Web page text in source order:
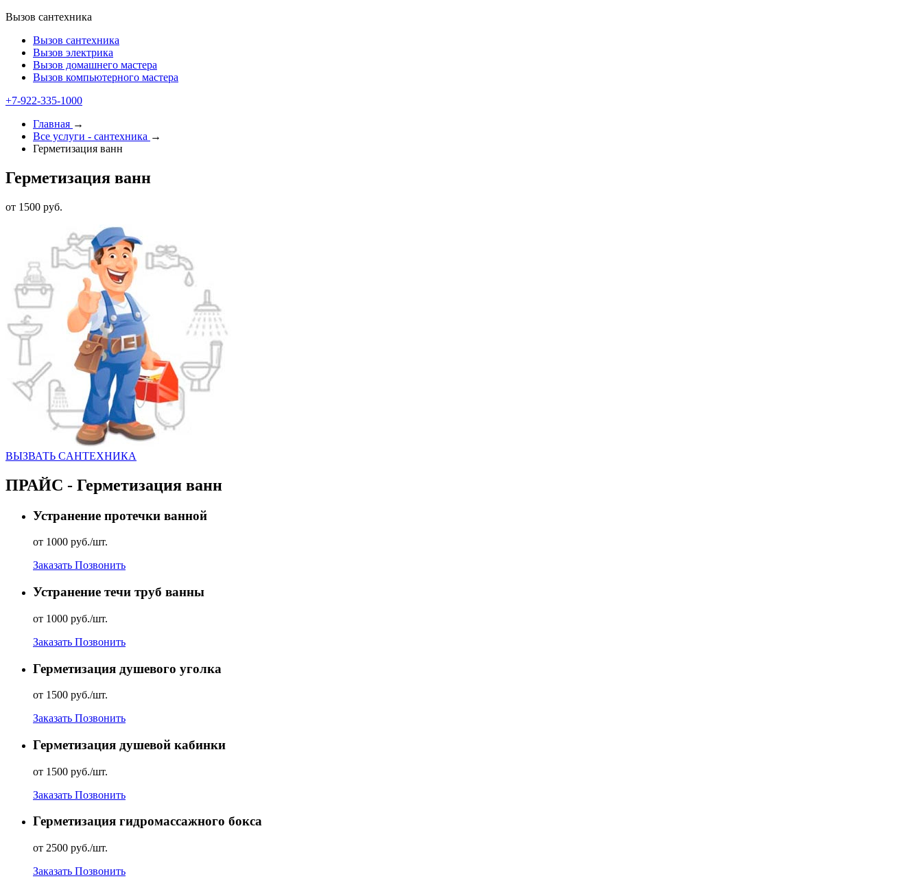
Вызов сантехника
Вызов сантехника
Вызов электрика
Вызов домашнего мастера
Вызов компьютерного мастера
+7-922-335-1000
Главная →
Все услуги - cантехника →
Герметизация ванн
Герметизация ванн
от 1500 руб.
ВЫЗВАТЬ CАНТЕХНИКА
ПРАЙС - Герметизация ванн
Устранение протечки ванной
от 1000 руб./шт.
Заказать Позвонить
Устранение течи труб ванны
от 1000 руб./шт.
Заказать Позвонить
Герметизация душевого уголка
от 1500 руб./шт.
Заказать Позвонить
Герметизация душевой кабинки
от 1500 руб./шт.
Заказать Позвонить
Герметизация гидромассажного бокса
от 2500 руб./шт.
Заказать Позвонить